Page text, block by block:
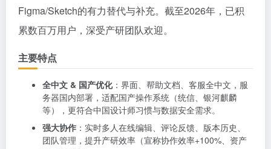
Figma/Sketch的有力替代与补充。截至2026年，已积
累数百万用户，深受产研团队欢迎。
主要特点
全中文 & 国产优化：界面、帮助文档、客服全中文，服
务器国内部署，适配国产操作系统（统信、银河麒麟
等），更符合中国设计师习惯与数据安全需求。
强大协作 ：实时多人在线编辑、评论反馈、版本历史、
团队管理，提升产研效率（宣称协作效率+100%、资产